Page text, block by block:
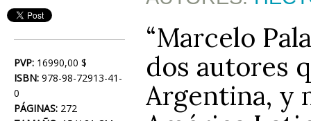
PVP: 16990,00 $
ISBN: 978-98-72913-41-
0
PÁGINAS: 272
“Marcelo
dos autores
Argentina, y